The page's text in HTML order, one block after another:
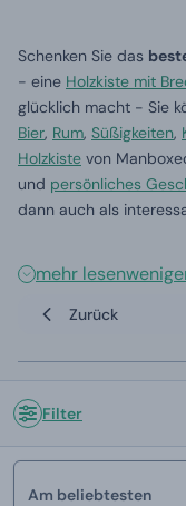
Schenken Sie das
- eine Holzkiste mit
glücklich macht - Sie
Bier, Rum, Süßigkeiten,
Holzkiste von
und persönliches
dann auch als
mehr lesen
Zurück
Filter
Am beliebtesten